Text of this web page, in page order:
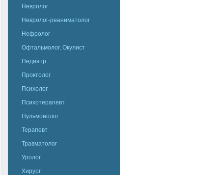
Невролог
Невролог-реаниматолог
Нефролог
Офтальмолог, Окулист
Педиатр
Проктолог
Психолог
Психотерапевт
Пульмонолог
Терапевт
Травматолог
Уролог
Хирург